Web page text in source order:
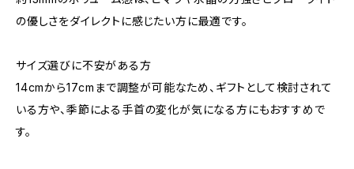
の優しさをダイレクトに感じたい方に最適です。
サイズ選びに不安がある方
14cmから17cmまで調整が可能なため、ギフトとして検討されて
いる方や、季節による手首の変化が気になる方にもおすすめで
す。